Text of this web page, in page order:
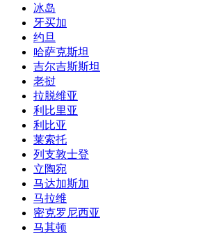
冰岛
牙买加
约旦
哈萨克斯坦
吉尔吉斯斯坦
老挝
拉脱维亚
利比里亚
利比亚
莱索托
列支敦士登
立陶宛
马达加斯加
马拉维
密克罗尼西亚
马其顿